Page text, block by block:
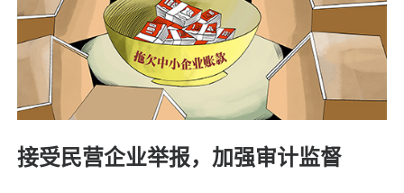
接受民营企业举报，加强审计监督